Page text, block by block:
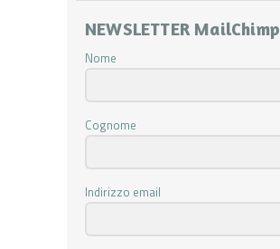
NEWSLETTER MailChimp
Nome
Cognome
Indirizzo email